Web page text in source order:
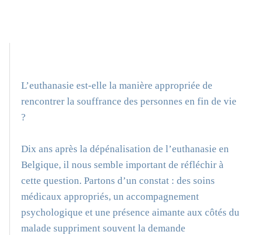
L’euthanasie est-elle la manière appropriée de
rencontrer la souffrance des personnes en fin de vie
?
Dix ans après la dépénalisation de l’euthanasie en
Belgique, il nous semble important de réfléchir à
cette question. Partons d’un constat : des soins
médicaux appropriés, un accompagnement
psychologique et une présence aimante aux côtés du
malade suppriment souvent la demande